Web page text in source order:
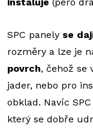
SPC panely se
rozměry a lze je
povrch, čehož se
jader, nebo pro
obklad. Navíc
který se dobře